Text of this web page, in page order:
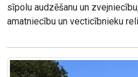
sīpolu audzēšanu un
amatniecību un vecticībnieku